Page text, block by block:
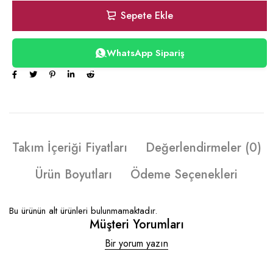
Sepete Ekle
WhatsApp Sipariş
Takım İçeriği Fiyatları
Değerlendirmeler (0)
Ürün Boyutları
Ödeme Seçenekleri
Bu ürünün alt ürünleri bulunmamaktadır.
Müşteri Yorumları
Bir yorum yazın